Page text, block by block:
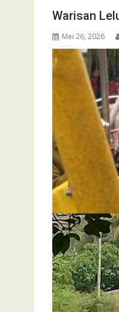
Warisan
Mei 26, 2026